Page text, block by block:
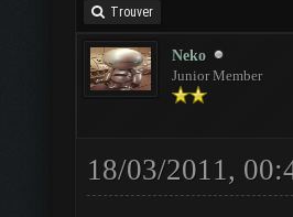
Trouver
Neko
Junior Member
18/03/2011,